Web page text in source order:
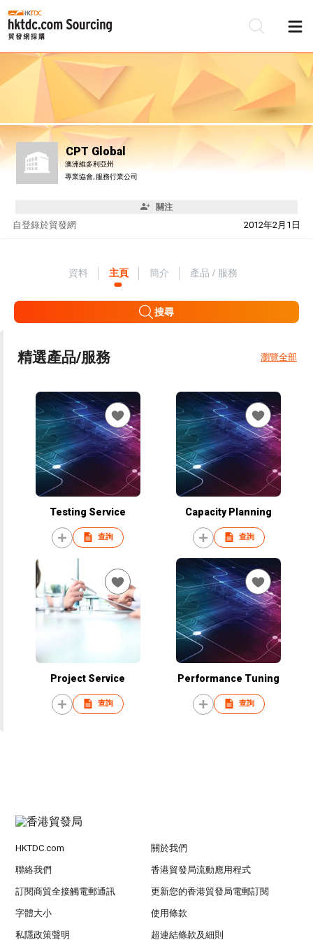
CPT Global
澳洲維多利亞州
專業協會, 服務行業公司
關注
自 2012年2月1日
登錄於貿發網
資料 主頁 簡介 產品 / 服務
搜尋
精選產品/服務 瀏覽全部
Testing Service
查詢
Capacity Planning
查詢
Project Service
查詢
Performance Tuning
查詢
HKTDC.com 關於我們
聯絡我們 香港貿發局流動應用程式
訂閱商貿全接觸電郵通訊 更新您的香港貿發局電郵訂閱
字體大小 使用條款
私隱政策聲明 超連結條款及細則